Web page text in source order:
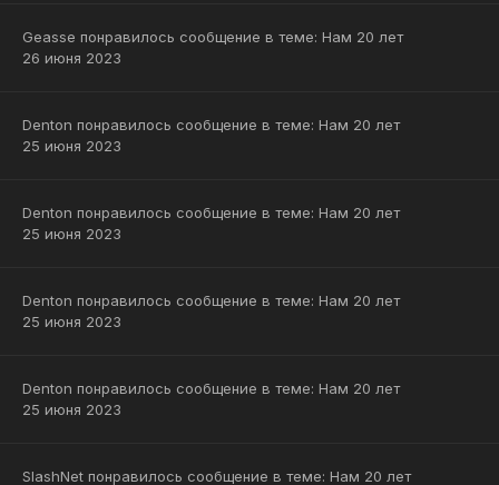
Geasse понравилось сообщение в теме: Нам 20 лет
26 июня 2023
Denton понравилось сообщение в теме: Нам 20 лет
25 июня 2023
Denton понравилось сообщение в теме: Нам 20 лет
25 июня 2023
Denton понравилось сообщение в теме: Нам 20 лет
25 июня 2023
Denton понравилось сообщение в теме: Нам 20 лет
25 июня 2023
SlashNet понравилось сообщение в теме: Нам 20 лет